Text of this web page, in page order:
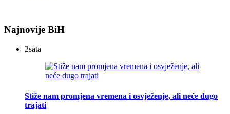
Najnovije BiH
2sata
Stiže nam promjena vremena i osvježenje, ali neće dugo
trajati